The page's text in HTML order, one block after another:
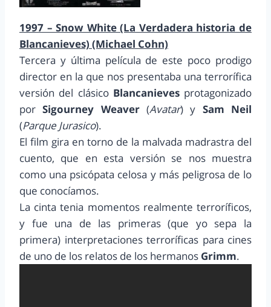
1997 – Snow White (La Verdadera historia de
Blancanieves) (Michael Cohn)
Tercera y última película de este poco prodigo
director en la que nos presentaba una terrorífica
versión del clásico Blancanievesprotagonizado
porSigourney Weaver(Avatar) y Sam Neil
(Parque Jurasico).
El film gira en torno de la malvada madrastra del
cuento, que en esta versión se nos muestra
como una psicópata celosa y más peligrosa de lo
que conocíamos.
La cinta tenia momentos realmente terroríficos,
y fue una de las primeras (que yo sepa la
primera) interpretaciones terroríficas para cines
de uno de los relatos de los hermanos Grimm.